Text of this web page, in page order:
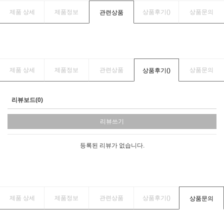
제품 상세 제품정보 관련상품 상품후기() 상품문의
제품 상세 제품정보 관련상품 상품후기() 상품문의
리뷰보드(0)
리뷰쓰기
등록된 리뷰가 없습니다.
제품 상세 제품정보 관련상품 상품후기() 상품문의